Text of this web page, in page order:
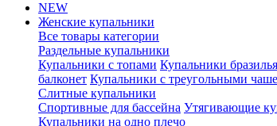
NEW
Женские купальники
Все товары категории
Раздельные купальники
Купальники с топами Купальники
балконет Купальники с треугольными
Слитные купальники
Спортивные для бассейна Утягивающие
Купальники на одно плечо